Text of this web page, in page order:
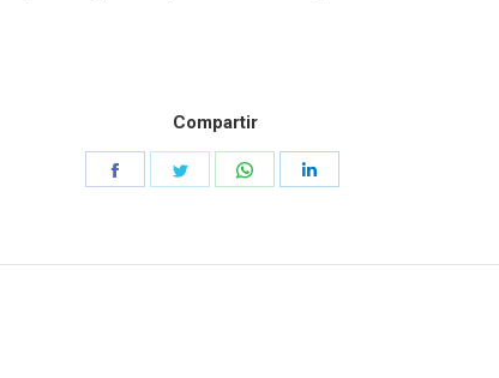
Compartir
Share
Share